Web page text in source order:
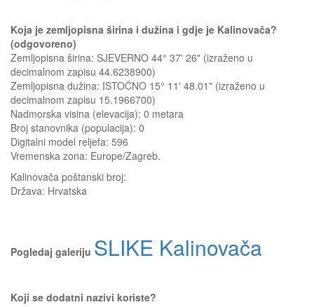
Koja je zemljopisna širina i dužina i gdje je Kalinovača?
(odgovoreno)
Zemljopisna širina: SJEVERNO 44° 37' 26" (izraženo u
decimalnom zapisu 44.6238900)
Zemljopisna dužina: ISTOČNO 15° 11' 48.01" (izraženo u
decimalnom zapisu 15.1966700)
Nadmorska visina (elevacija): 0 metara
Broj stanovnika (populacija): 0
Digitalni model reljefa: 596
Vremenska zona: Europe/Zagreb.
Kalinovača poštanski broj:
Država: Hrvatska
Pogledaj galeriju SLIKE Kalinovača
Koji se dodatni nazivi koriste?